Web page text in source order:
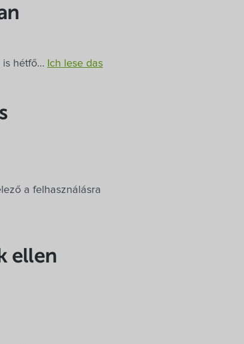
is hétfő… Ich lese das
a felhasználásra
ellen